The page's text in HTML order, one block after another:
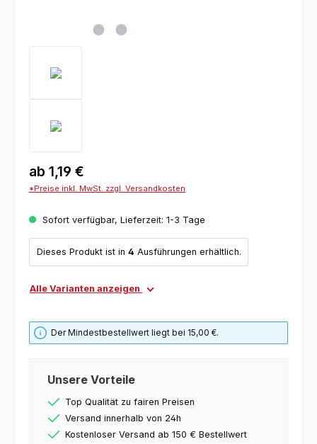
ab 1,19 €
*Preise inkl. MwSt. zzgl. Versandkosten
Sofort verfügbar, Lieferzeit: 1-3 Tage
Dieses Produkt ist in 4Ausführungen erhältlich.
Alle Varianten anzeigen
Der Mindestbestellwert liegt bei 15,00 €.
Unsere Vorteile
Top Qualität zu fairen Preisen
Versand innerhalb von 24h
Kostenloser Versand ab 150 € Bestellwert